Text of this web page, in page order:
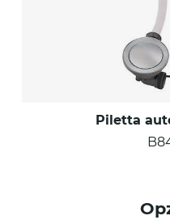
Piletta